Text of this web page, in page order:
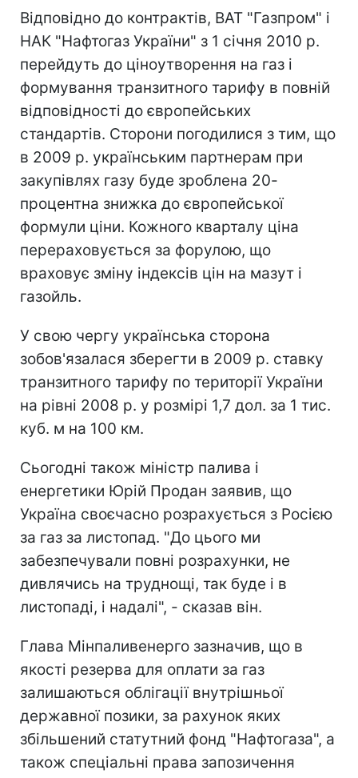
Відповідно до контрактів, ВАТ "Газпром" і
НАК "Нафтогаз України" з 1 січня 2010 р.
перейдуть до ціноутворення на газ і
формування транзитного тарифу в повній
відповідності до європейських
стандартів. Сторони погодилися з тим, що
в 2009 р. українським партнерам при
закупівлях газу буде зроблена 20-
процентна знижка до європейської
формули ціни. Кожного кварталу ціна
перераховується за форулою, що
враховує зміну індексів цін на мазут і
газойль.
У свою чергу українська сторона
зобов'язалася зберегти в 2009 р. ставку
транзитного тарифу по території України
на рівні 2008 р. у розмірі 1,7 дол. за 1 тис.
куб. м на 100 км.
Сьогодні також міністр палива і
енергетики Юрій Продан заявив, що
Україна своєчасно розрахується з Росією
за газ за листопад. "До цього ми
забезпечували повні розрахунки, не
дивлячись на труднощі, так буде і в
листопаді, і надалі", - сказав він.
Глава Мінпаливенерго зазначив, що в
якості резерва для оплати за газ
залишаються облігації внутрішньої
державної позики, за рахунок яких
збільшений статутний фонд "Нафтогаза", а
також спеціальні права запозичення